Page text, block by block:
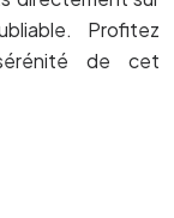
Profitez
de cet